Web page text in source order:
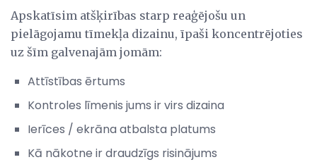
Apskatīsim atšķirības starp reaģējošu un
pielāgojamu tīmekļa dizainu, īpaši koncentrējoties
uz šīm galvenajām jomām:
Attīstības ērtums
Kontroles līmenis jums ir virs dizaina
Ierīces / ekrāna atbalsta platums
Kā nākotne ir draudzīgs risinājums